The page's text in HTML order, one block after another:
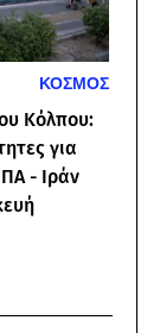
ΚΟΣΜΟΣ
Κόλπου:
για
- Ιράν